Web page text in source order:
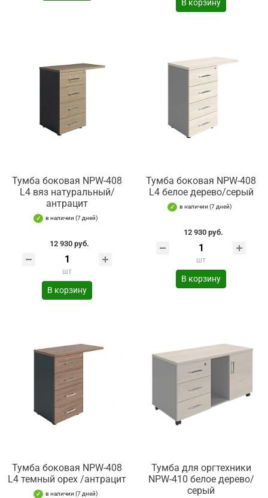
В корзину
Тумба боковая NPW-408
L4 вяз натуральный/
антрацит
в наличии (7 дней)
12 930 руб.
шт
В корзину
Тумба боковая NPW-408
L4 белое дерево/серый
в наличии (7 дней)
12 930 руб.
шт
В корзину
Тумба боковая NPW-408
L4 темный орех /антрацит
в наличии (7 дней)
Тумба для оргтехники
NPW-410 белое дерево/
серый